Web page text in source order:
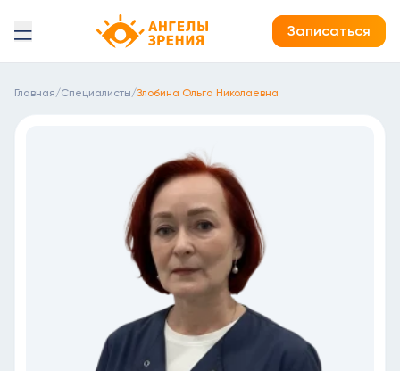
Детская офтальмология Ангелы зрения!
Записаться
Главная/Специалисты/Злобина Ольга Николаевна